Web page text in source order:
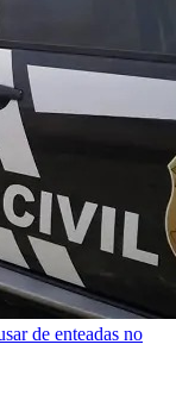
de enteadas no